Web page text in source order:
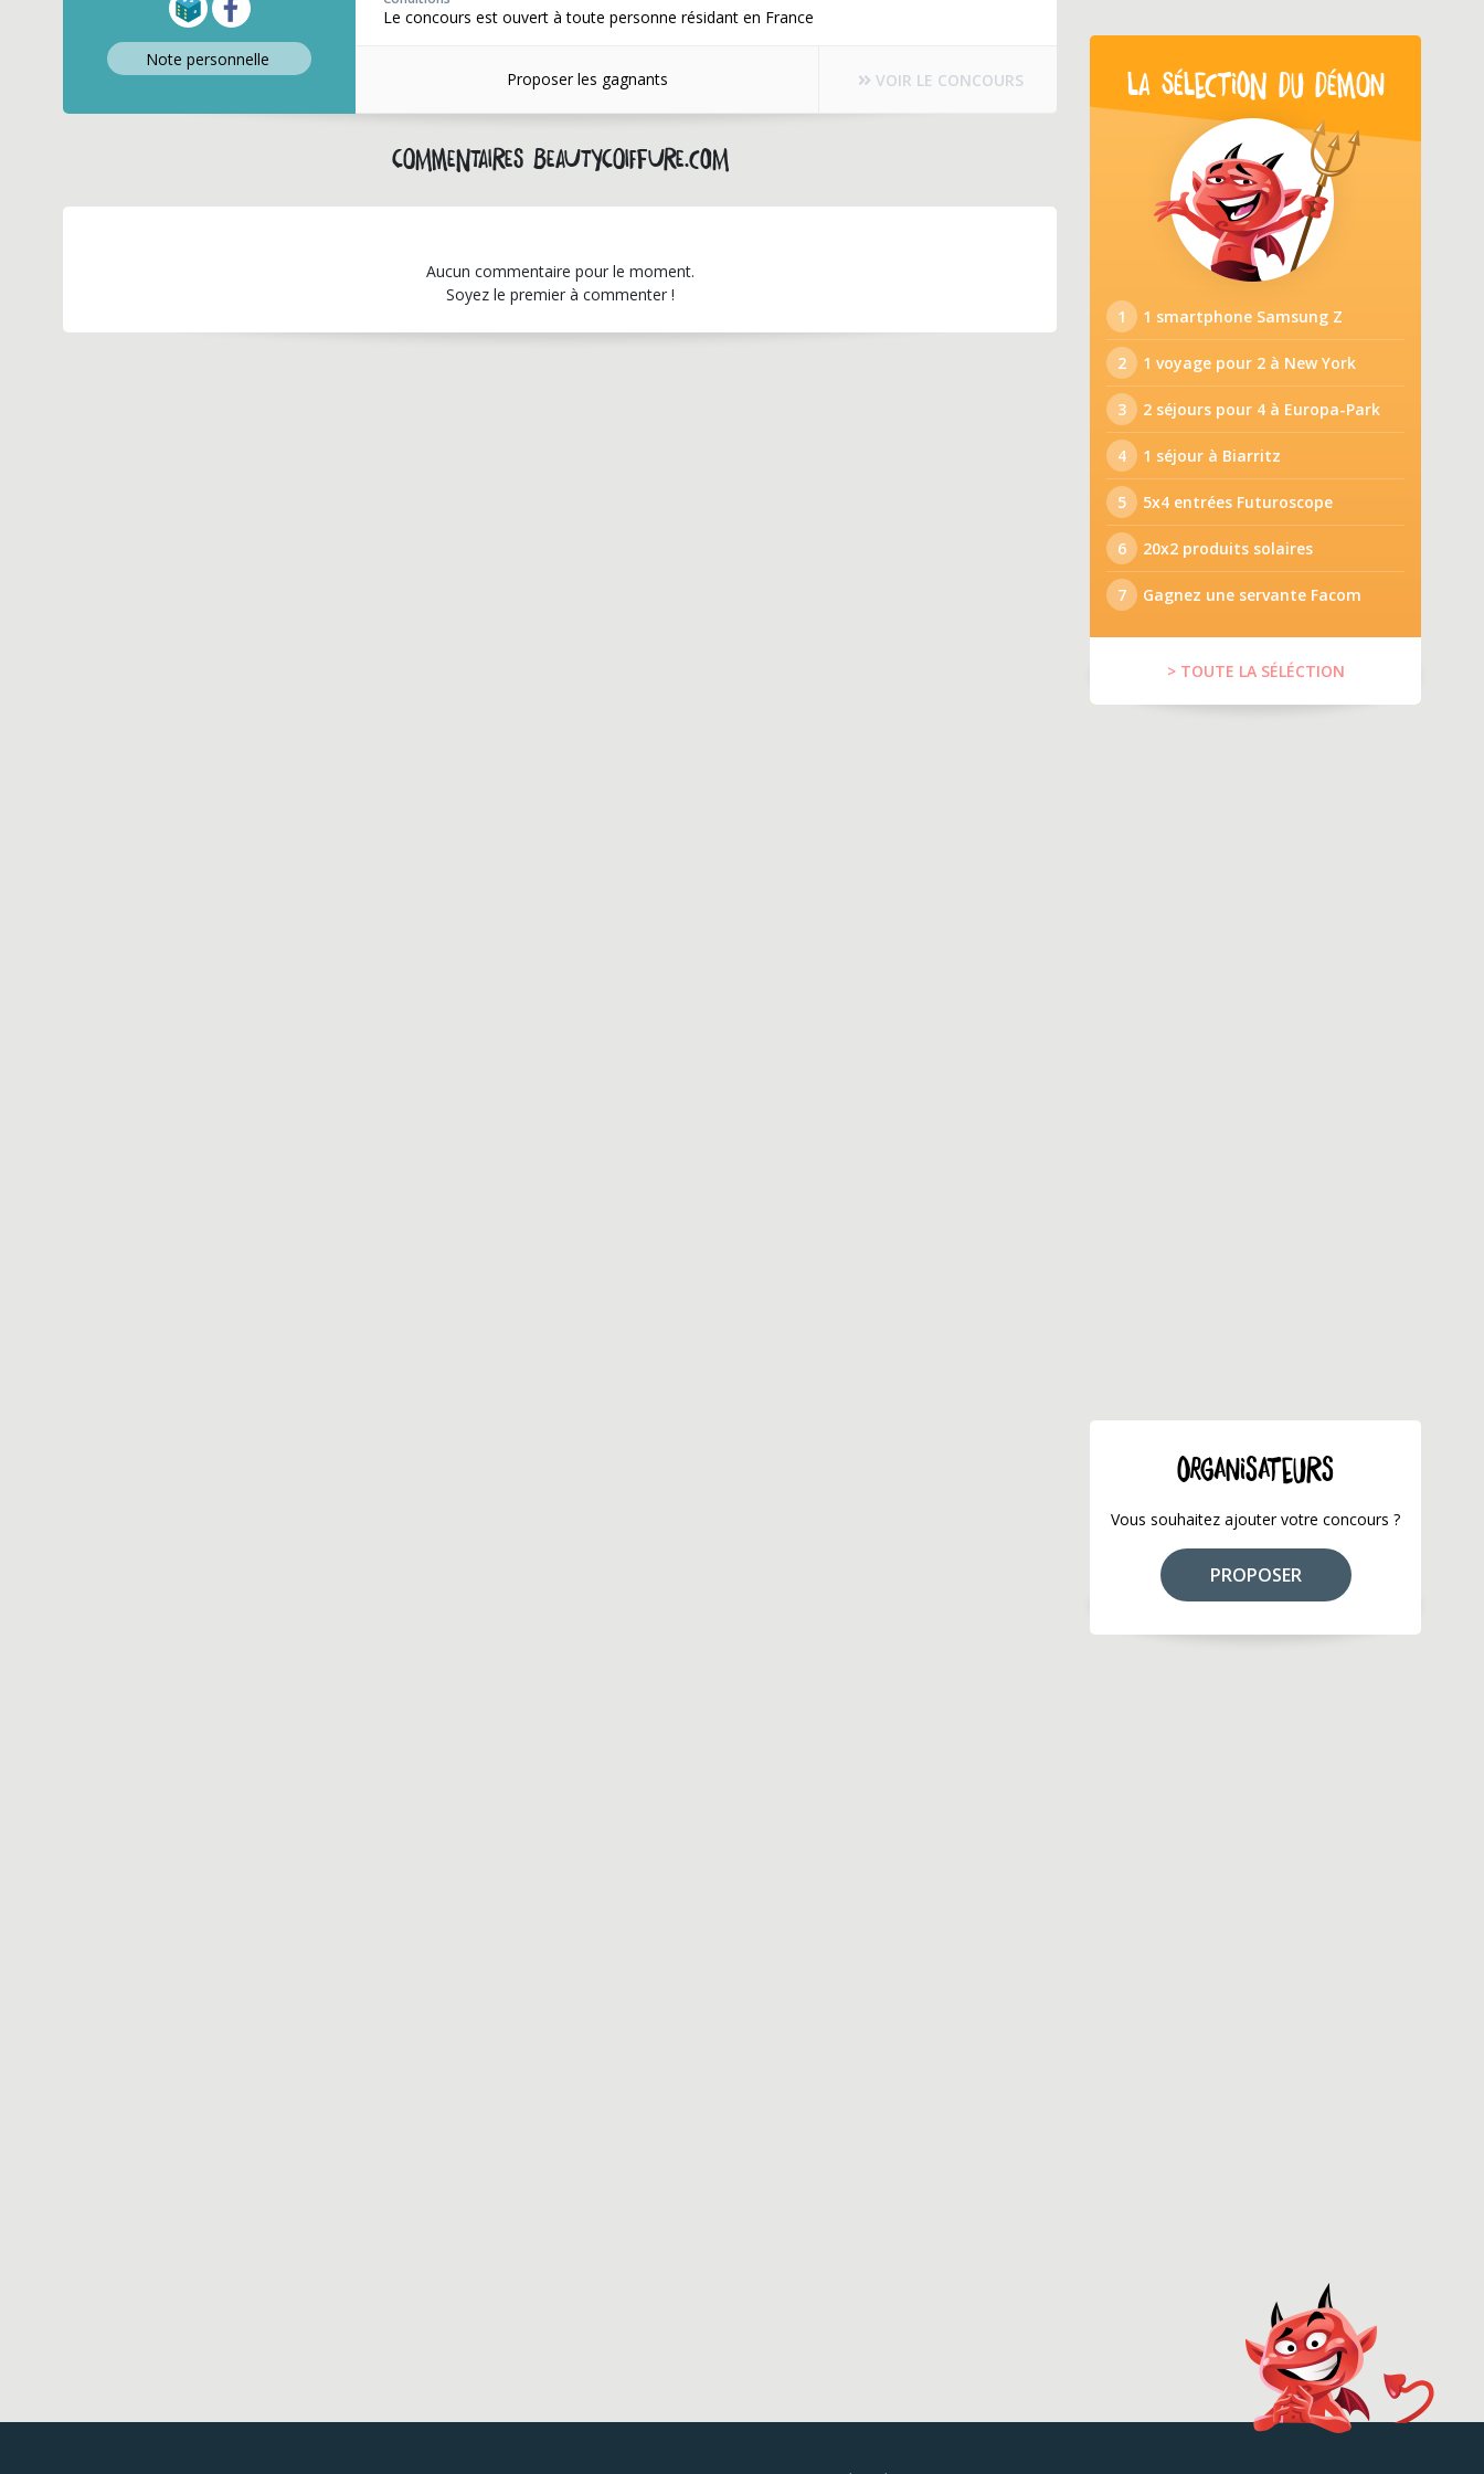
Note personnelle
Le concours est ouvert à toute personne résidant en France
Proposer les gagnants VOIR LE CONCOURS
Commentaires beautycoiffure.com
Aucun commentaire pour le moment.
Soyez le premier à commenter !
LA SÉLECTION DU DÉMON
1 1 smartphone Samsung Z
2 1 voyage pour 2 à New York
3 2 séjours pour 4 à Europa-Park
4 1 séjour à Biarritz
5 5x4 entrées Futuroscope
6 20x2 produits solaires
7 Gagnez une servante Facom
> TOUTE LA SÉLÉCTION
ORGANISATEURS
Vous souhaitez ajouter votre concours ?
PROPOSER